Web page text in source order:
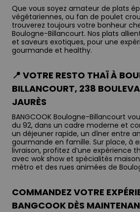
Que vous soyez amateur de plats
végétariennes, ou fan de poulet
trouverez toujours votre bonheur
Boulogne-Billancourt. Nos plats
et saveurs exotiques, pour une
gourmande et healthy.
📍 VOTRE RESTO THAÏ À
BILLANCOURT, 238
JAURÈS
BANGCOOK Boulogne-Billancourt
du 92, dans un cadre moderne et
un déjeuner rapide, un dîner entre
gourmande en famille. Sur place, à
livraison, profitez d’une expérience
avec wok show et spécialités
métro et des rues animées de
COMMANDEZ VOTRE
BANGCOOK DÈS